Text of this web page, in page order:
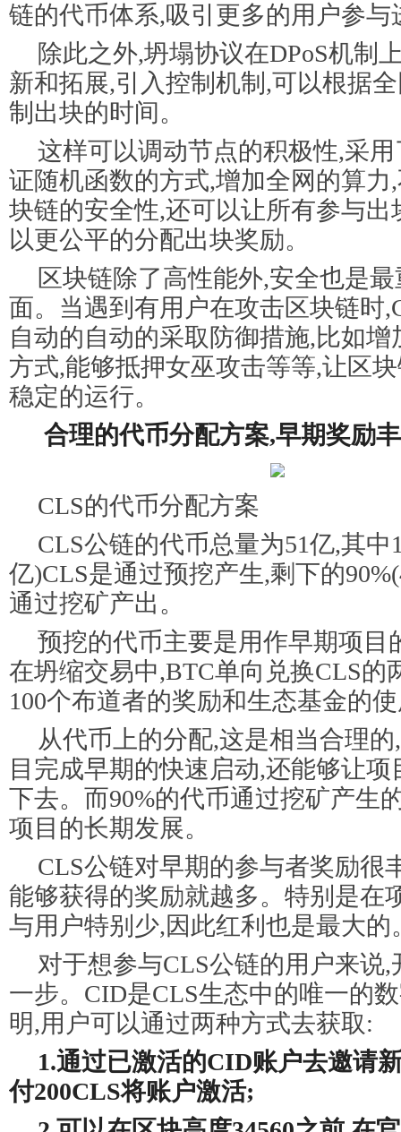
链的代币体系,吸引更多的用户参与
除此之外,坍塌协议在DPoS机制
新和拓展,引入控制机制,可以根据
制出块的时间。
这样可以调动节点的积极性,采
证随机函数的方式,增加全网的算力
块链的安全性,还可以让所有参与出
以更公平的分配出块奖励。
区块链除了高性能外,安全也是
面。当遇到有用户在攻击区块链时
自动的自动的采取防御措施,比如增
方式,能够抵押女巫攻击等等,让区
稳定的运行。
合理的代币分配方案,早期奖励
CLS的代币分配方案
CLS公链的代币总量为51亿,其中
亿)CLS是通过预挖产生,剩下的
通过挖矿产出。
预挖的代币主要是用作早期项目
在坍缩交易中,BTC单向兑换CLS的
100个布道者的奖励和生态基金的
从代币上的分配,这是相当合理
目完成早期的快速启动,还能够让
下去。而90%的代币通过挖矿产生
项目的长期发展。
CLS公链对早期的参与者奖励很
能够获得的奖励就越多。特别是在
与用户特别少,因此红利也是最大的
对于想参与CLS公链的用户来说,
一步。CID是CLS生态中的唯一的
明,用户可以通过两种方式去获取:
1.通过已激活的CID账户去邀请
付200CLS将账户激活;